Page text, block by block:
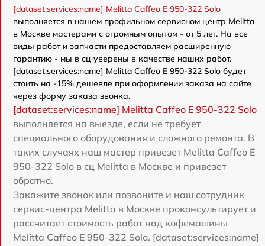
[dataset:services:name] Melitta Caffeo E 950-322 Solo
выполняется в нашем профильном сервисном центр Melitta
в Москве мастерами с огромным опытом - от 5 лет. На все
виды работ и запчасти предоставляем расширенную
гарантию - мы в сц уверены в качестве наших работ.
[dataset:services:name] Melitta Caffeo E 950-322 Solo будет
стоить на -15% дешевле при оформлении заказа на сайте
через форму заказа звонка.
[dataset:services:name] Melitta Caffeo E 950-322 Solo
выполняется на выезде, если не требует
специального оборудования и сложного ремонта. В
таких случаях наш мастер привезет Melitta Caffeo E
950-322 Solo в сц Melitta в Москве и привезет
обратно.
Закажите звонок или позвоните и наш сотрудник
сервис-центра Melitta в Москве проконсультирует и
рассчитает стоимость работ над кофемашины
Melitta Caffeo E 950-322 Solo. [dataset:services:name]